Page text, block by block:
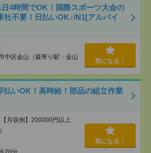
4時間でOK！国際スポーツ大会の
不要！日払いOK♪/N1[アルバイ
中区金山（最寄り駅：金山
気になる！
払いOK！高時給！部品の組立作業
月収例】200000円以上
気になる！